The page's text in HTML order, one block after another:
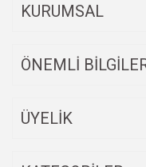
Ürün fiyatı diğer
KURUMSAL
ÖNEMLİ
ÜYELİK